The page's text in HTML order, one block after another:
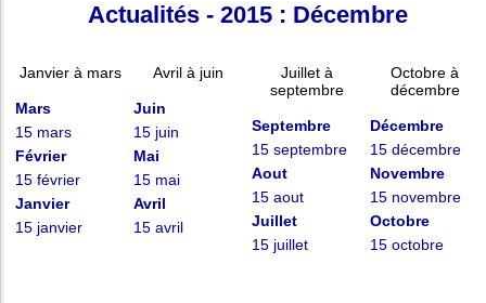
Actualités - 2015 : Décembre
Janvier à mars
Mars
15 mars
Février
15 février
Janvier
15 janvier
Avril à juin
Juin
15 juin
Mai
15 mai
Avril
15 avril
Juillet à
septembre
Septembre
15 septembre
Aout
15 aout
Juillet
15 juillet
Octobre à
décembre
Décembre
15 décembre
Novembre
15 novembre
Octobre
15 octobre